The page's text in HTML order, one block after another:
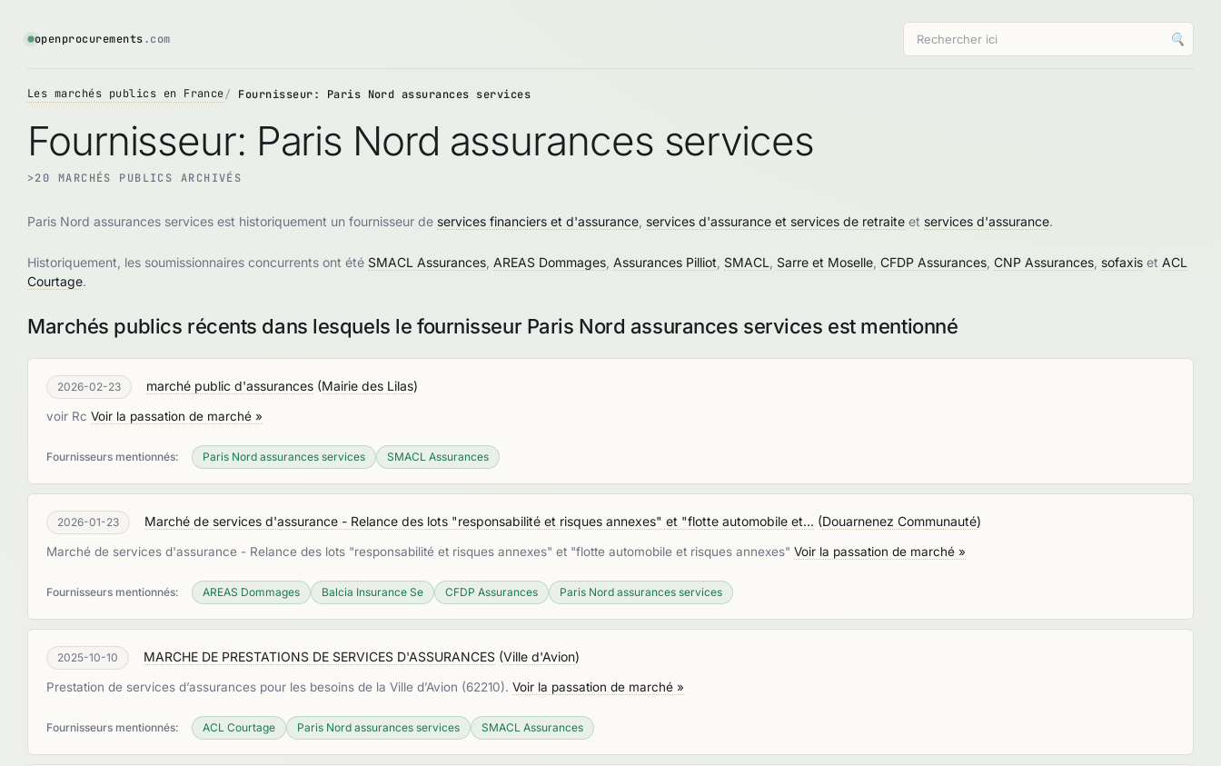
openprocurements.com 🔍
Les marchés publics en France Fournisseur: Paris Nord assurances services
Fournisseur: Paris Nord assurances services
>20 MARCHÉS PUBLICS ARCHIVÉS
Paris Nord assurances services est historiquement un fournisseur de services financiers et d'assurance services d'assurance et services de retraite et services d'assurance.
Historiquement, les soumissionnaires concurrents ont été SMACL Assurances AREAS Dommages Assurances Pilliot SMACL Sarre et Moselle CFDP Assurances CNP Assurances sofaxis et ACL
Courtage.
Marchés publics récents dans lesquels le fournisseur Paris Nord assurances services est mentionné
2026-02-23 marché public d'assurances (Mairie des Lilas)
voir Rc Voir la passation de marché »
Fournisseurs mentionnés: Paris Nord assurances services SMACL Assurances
2026-01-23 Marché de services d'assurance - Relance des lots "responsabilité et risques annexes" et "flotte automobile et... (Douarnenez Communauté)
Marché de services d'assurance - Relance des lots "responsabilité et risques annexes" et "flotte automobile et risques annexes" Voir la passation de marché »
Fournisseurs mentionnés: AREAS Dommages Balcia Insurance Se CFDP Assurances Paris Nord assurances services
2025-10-10 MARCHE DE PRESTATIONS DE SERVICES D'ASSURANCES (Ville d'Avion)
Prestation de services d’assurances pour les besoins de la Ville d’Avion (62210). Voir la passation de marché »
Fournisseurs mentionnés: ACL Courtage Paris Nord assurances services SMACL Assurances